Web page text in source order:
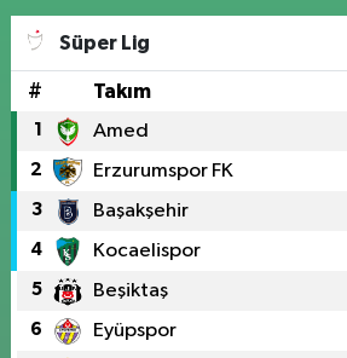
Süper Lig
# Takım
1 Amed
2 Erzurumspor FK
3 Başakşehir
4 Kocaelispor
5 Beşiktaş
6 Eyüpspor